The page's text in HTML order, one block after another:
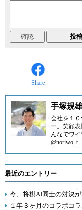
Share
手塚規
会社を１
ー。笑顔
んなでワ
@noriwo_t
最近のエントリー
今、将棋AI同士の対決が
１年３ヶ月のコラボコ